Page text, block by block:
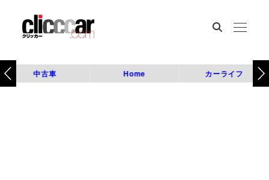
中古車 Home カーライフ